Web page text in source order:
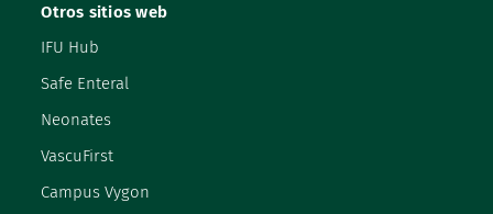
Otros sitios web
IFU Hub
Safe Enteral
Neonates
VascuFirst
Campus Vygon